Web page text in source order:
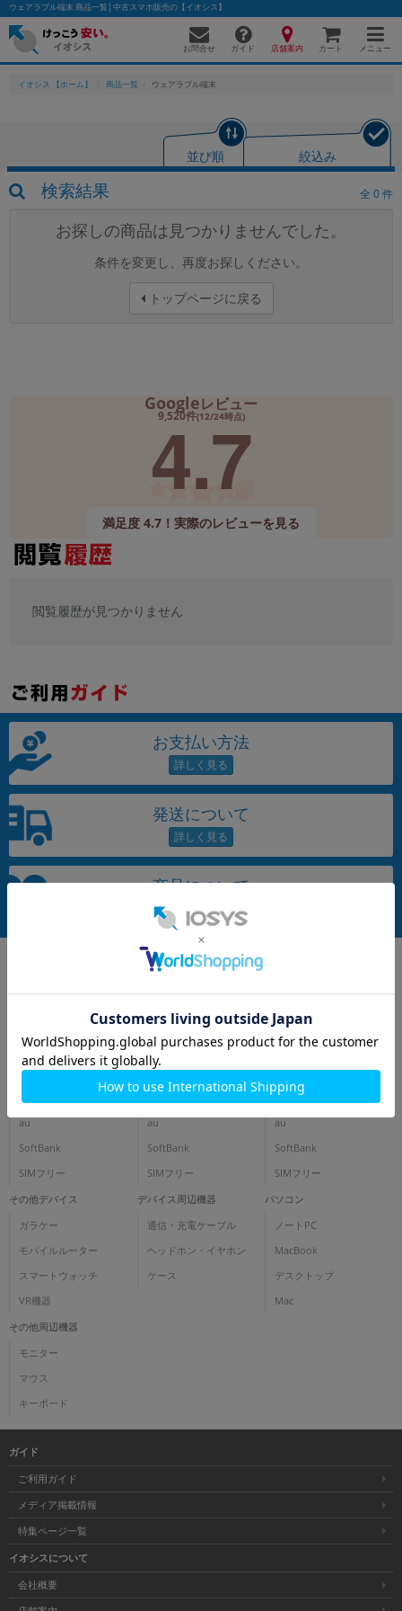
ウェアラブル端末 商品一覧│中古スマホ販売の【イオシス】
お問合せ ガイド 店舗案内 カート メニュー
イオシス 【ホーム】 商品一覧 ウェアラブル端末
並び順 絞込み
検索結果 全0件
お探しの商品は見つかりませんでした。
条件を変更し、再度お探しください。
トップページに戻る
Googleレビュー
9,520件(12/24時点)
4.7
満足度 4.7！実際のレビューを見る
閲覧履歴が見つかりません
お支払い方法
発送について
商品について
iPhone
au
SoftBank
SIMフリー
スマートフォン
au
SoftBank
SIMフリー
タブレット
docomo
au
SoftBank
SIMフリー
その他デバイス
ガラケー
モバイルルーター
スマートウォッチ
VR機器
デバイス周辺機器
通信・充電ケーブル
ヘッドホン・イヤホン
ケース
パソコン
ノートPC
MacBook
デスクトップ
Mac
その他周辺機器
モニター
マウス
キーボード
ガイド
ご利用ガイド
メディア掲載情報
特集ページ一覧
イオシスについて
会社概要
かんたんパソコン検索に切り替える
フリーワード
「iPhone」「Xperia」「Galaxy」など
商品の搭載機能による絞り込み
ドライブ
CPU
OS
OSの絞り込み
メモリ
容量
円 ～
発売日
月 から
年 月 まで
ただし機能別のみ「and検索」となります。